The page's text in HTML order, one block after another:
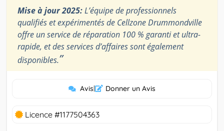
Mise à jour 2025:L’équipe de professionnels
qualifiés et expérimentés de Cellzone Drummondville
offre un service de réparation 100 % garanti et ultra-
rapide, et des services d’affaires sont également
disponibles.”
Avis| Donner un Avis
Licence #1177504363